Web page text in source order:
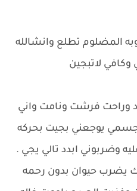
المضلوم تطلع وانشالله
وكافي لاتبجين
فرشت ونامت واني
يوجعني بجيت بحركه
وضربوني ابدد تالي يجي .
يضرب حيوان بدون رحمه